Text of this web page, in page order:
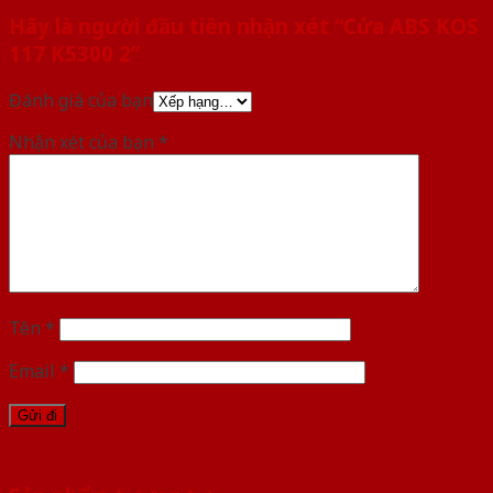
Hãy là người đầu tiên nhận xét “Cửa ABS KOS
117 K5300 2”
Đánh giá của bạn
Nhận xét của bạn *
Tên *
Email *